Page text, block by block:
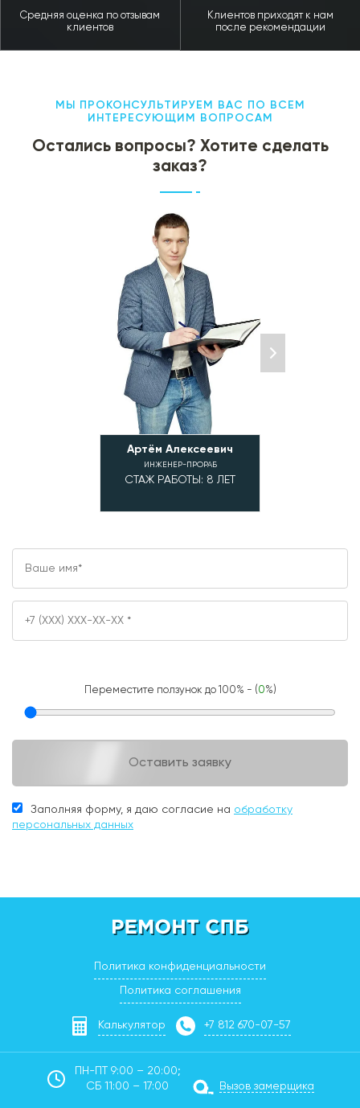
Средняя оценка по отзывам
клиентов
Клиентов приходят к нам
после рекомендации
МЫ ПРОКОНСУЛЬТИРУЕМ ВАС ПО ВСЕМ
ИНТЕРЕСУЮЩИМ ВОПРОСАМ
Остались вопросы? Хотите сделать
заказ?
Артём Алексеевич
ИНЖЕНЕР-ПРОРАБ
СТАЖ РАБОТЫ: 8 ЛЕТ
Переместите ползунок до 100% - (0%)
Оставить заявку
Заполняя форму, я даю согласие на обработку
персональных данных
Политика конфиденциальности
Политика соглашения
Калькулятор +7 812 670-07-57
ПН-ПТ 9:00 – 20:00;
СБ 11:00 – 17:00
Вызов замерщика